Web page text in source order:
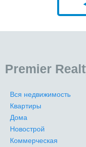
Premier
Вся недвижимость
Квартиры
Дома
Новострой
Коммерческая